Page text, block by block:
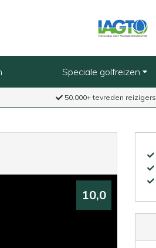
Speciale golfreizen
50.000+ tevreden reizigers
10,0